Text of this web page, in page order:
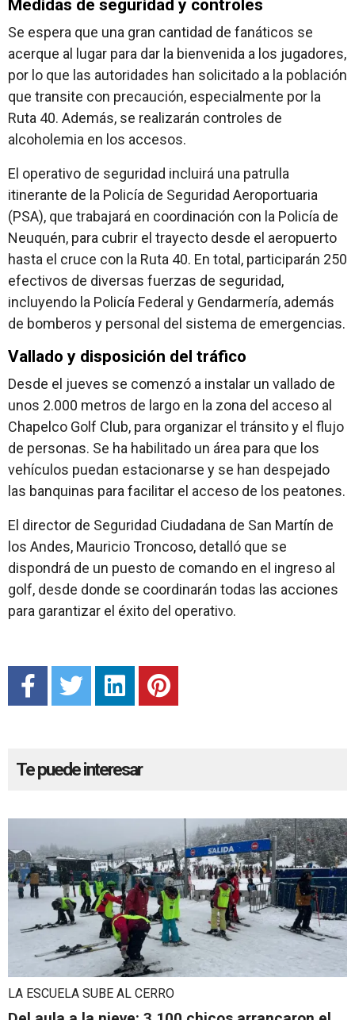
Medidas de seguridad y controles
Se espera que una gran cantidad de fanáticos se
acerque al lugar para dar la bienvenida a los jugadores,
por lo que las autoridades han solicitado a la población
que transite con precaución, especialmente por la
Ruta 40. Además, se realizarán controles de
alcoholemia en los accesos.
El operativo de seguridad incluirá una patrulla
itinerante de la Policía de Seguridad Aeroportuaria
(PSA), que trabajará en coordinación con la Policía de
Neuquén, para cubrir el trayecto desde el aeropuerto
hasta el cruce con la Ruta 40. En total, participarán 250
efectivos de diversas fuerzas de seguridad,
incluyendo la Policía Federal y Gendarmería, además
de bomberos y personal del sistema de emergencias.
Vallado y disposición del tráfico
Desde el jueves se comenzó a instalar un vallado de
unos 2.000 metros de largo en la zona del acceso al
Chapelco Golf Club, para organizar el tránsito y el flujo
de personas. Se ha habilitado un área para que los
vehículos puedan estacionarse y se han despejado
las banquinas para facilitar el acceso de los peatones.
El director de Seguridad Ciudadana de San Martín de
los Andes, Mauricio Troncoso, detalló que se
dispondrá de un puesto de comando en el ingreso al
golf, desde donde se coordinarán todas las acciones
para garantizar el éxito del operativo.
Te puede interesar
LA ESCUELA SUBE AL CERRO